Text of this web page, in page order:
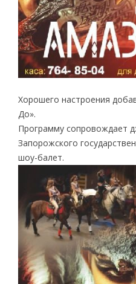
Хорошего настроения
До».
Программу сопровождает
Запорожского
шоу-балет.